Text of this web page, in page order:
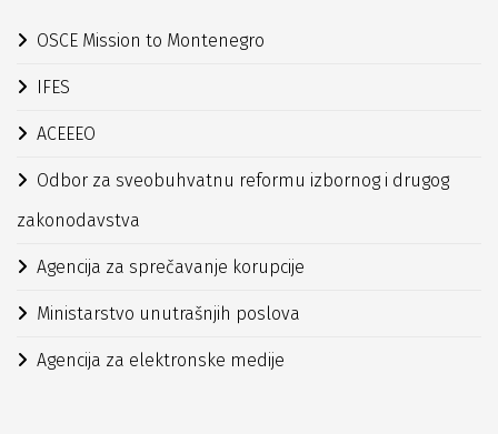
OSCE Mission to Montenegro
IFES
ACEEEO
Odbor za sveobuhvatnu reformu izbornog i drugog
zakonodavstva
Agencija za sprečavanje korupcije
Ministarstvo unutrašnjih poslova
Agencija za elektronske medije